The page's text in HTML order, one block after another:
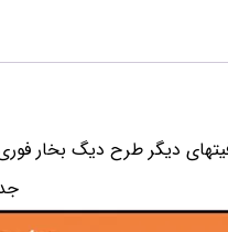
دیگر طرح دیگ بخار